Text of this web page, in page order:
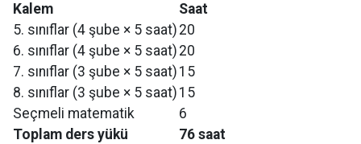
Kalem
Saat
5. sınıflar (4 şube × 5 saat) 20
6. sınıflar (4 şube × 5 saat) 20
7. sınıflar (3 şube × 5 saat) 15
8. sınıflar (3 şube × 5 saat) 15
Seçmeli matematik
6
Toplam ders yükü
76 saat